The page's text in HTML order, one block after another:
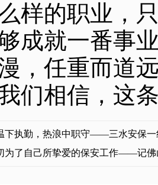
样的职业，
成就一番事
，任重而道
们相信，这
下执勤，热浪中职守——三水安保一
为了自己所挚爱的保安工作——记佛